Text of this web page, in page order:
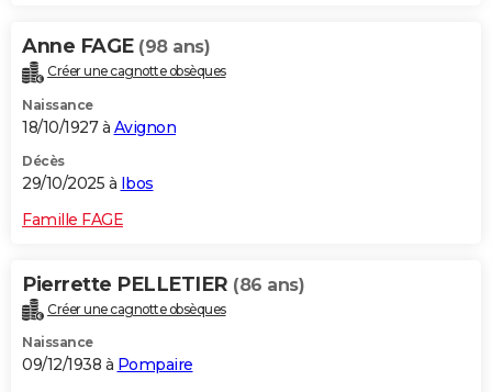
Anne FAGE (98 ans)
Créer une cagnotte obsèques
Naissance
18/10/1927 à Avignon
Décès
29/10/2025 à Ibos
Famille FAGE
Pierrette PELLETIER (86 ans)
Créer une cagnotte obsèques
Naissance
09/12/1938 à Pompaire